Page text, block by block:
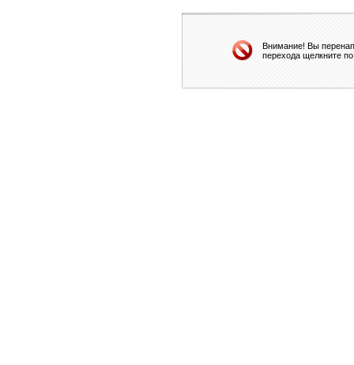
Внимание! Вы
перехода щелкните